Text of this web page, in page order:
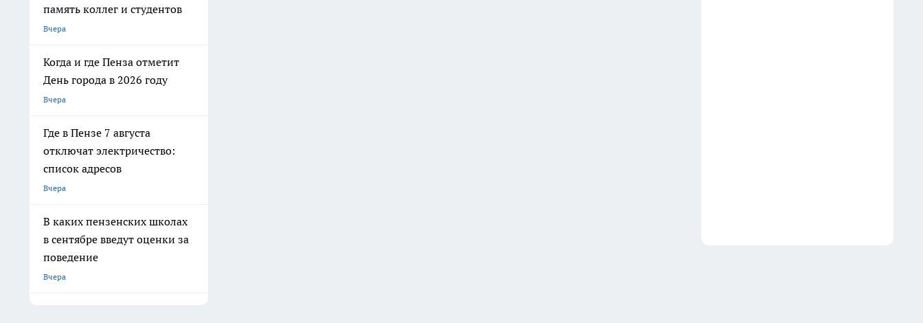
память коллег и студентов
Вчера
Когда и где Пенза отметит
День города в 2026 году
Вчера
Где в Пензе 7 августа
отключат электричество:
список адресов
Вчера
В каких пензенских школах
в сентябре введут оценки за
поведение
Вчера